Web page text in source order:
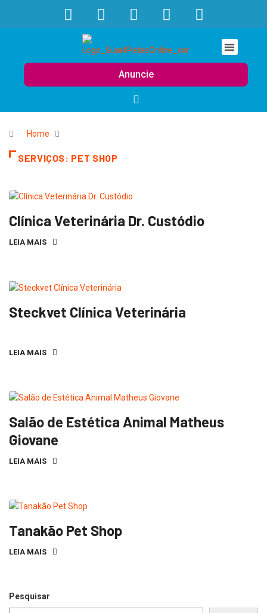
Anuncie
Home
SERVIÇOS: PET SHOP
Clínica Veterinária Dr. Custódio
LEIA MAIS
Steckvet Clínica Veterinária
LEIA MAIS
Salão de Estética Animal Matheus
Giovane
LEIA MAIS
Tanakão Pet Shop
LEIA MAIS
Pesquisar